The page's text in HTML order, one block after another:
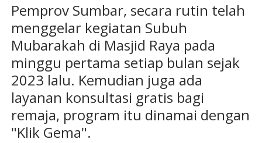
Pemprov Sumbar, secara rutin telah
menggelar kegiatan Subuh
Mubarakah di Masjid Raya pada
minggu pertama setiap bulan sejak
2023 lalu. Kemudian juga ada
layanan konsultasi gratis bagi
remaja, program itu dinamai dengan
"Klik Gema".